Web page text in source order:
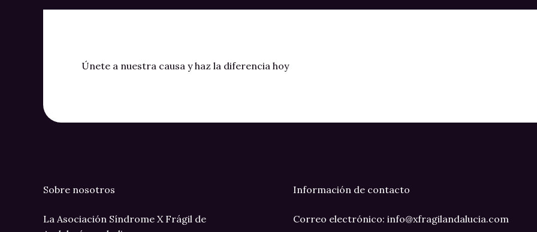
Únete a nuestra causa y haz la diferencia hoy
Sobre nosotros
La Asociación Síndrome X Frágil de
Información de contacto
Correo electrónico: info@xfragilandalucia.com